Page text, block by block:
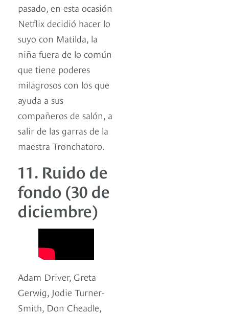
pasado, en esta ocasión
Netflix decidió hacer lo
suyo con Matilda, la
niña fuera de lo común
que tiene poderes
milagrosos con los que
ayuda a sus
compañeros de salón, a
salir de las garras de la
maestra Tronchatoro.
11. Ruido de
fondo (30 de
diciembre)
Adam Driver, Greta
Gerwig, Jodie Turner-
Smith, Don Cheadle,